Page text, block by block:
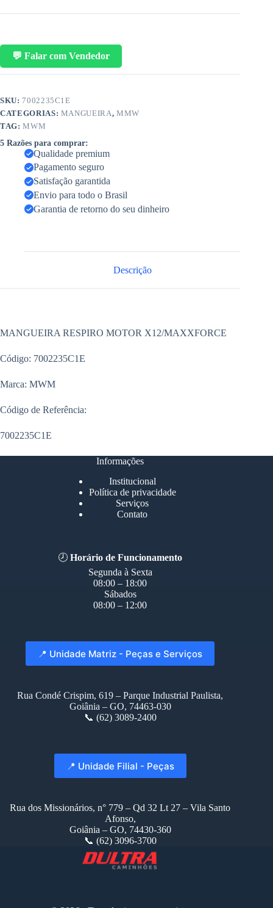
💬 Falar com Vendedor
SKU: 7002235C1E
CATEGORIAS: MANGUEIRA, MMW
TAG:MWM
5 Razões para comprar:
Qualidade premium
Pagamento seguro
Satisfação garantida
Envio para todo o Brasil
Garantia de retorno do seu dinheiro
Descrição
MANGUEIRA RESPIRO MOTOR X12/MAXXFORCE
Código: 7002235C1E
Marca: MWM
Código de Referência:
7002235C1E
Informações
Institucional
Política de privacidade
Serviços
Contato
🕗Horário de Funcionamento
Segunda à Sexta
08:00 – 18:00
Sábados
08:00 – 12:00
📍 Unidade Matriz - Peças e Serviços
Rua Condé Crispim, 619 – Parque Industrial Paulista,
Goiânia – GO, 74463-030
📞 (62) 3089-2400
📍 Unidade Filial - Peças
Rua dos Missionários, n° 779 – Qd 32 Lt 27 – Vila Santo
Afonso,
Goiânia – GO, 74430-360
📞 (62) 3096-3700